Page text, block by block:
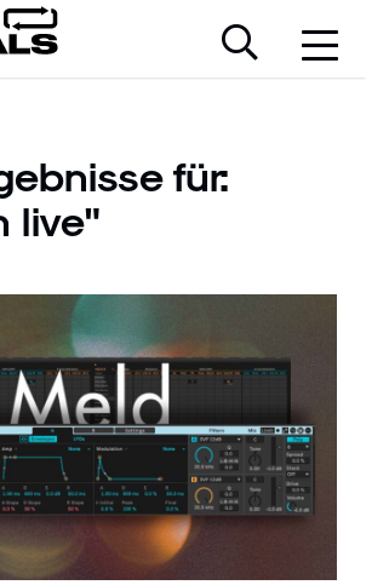
für:
live"